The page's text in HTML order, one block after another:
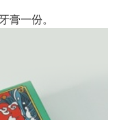
膏一份。